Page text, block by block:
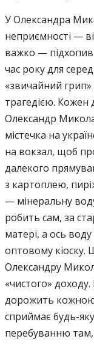
У Олександра
неприємності —
важко —
час року для
«звичайний
трагедією. Кожен
Олександр
містечка на
на вокзал, щоб
далекого
з картоплею,
— мінеральну
робить сам, за
матері, а ось
оптовому кіоску.
Олександру
«чистого» доходу.
дорожить
сприймає будь-
перебуванню там,